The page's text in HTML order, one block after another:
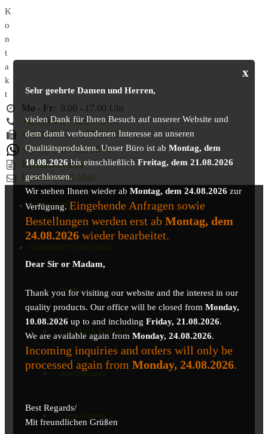
K
o
n
t
a
k
t
Mo - Fr: 9.00 - 17.00 Uhr
+49 (0) 361 / 30 25 81 24
+49 (0) 361 / 41 77 03 30
+49 (0) 179 / 425 50 98
Kontaktformular
Kontakt per E-Mail
STARTSEITE
GUMMIKETTENPORTAL
Aufbau
Long Pitch & Short Pich
Ausführungen
Eigenschaften
x
Sehr geehrte Damen und Herren,
vielen Dank für Ihren Besuch auf unserer Website und
dem damit verbundenen Interesse an unseren
Qualitätsprodukten. Unser Büro ist abMontag, dem
10.08.2026bis einschließlichFreitag, dem 21.08.2026
geschlossen.
Wir stehen Ihnen wieder abMontag, dem 24.08.2026 zur
Verfügung. Eingehende Anfragen sowie
Bestellungen werden erst abMontag, dem
24.08.2026 wieder bearbeitet.
Dear Sir or Madam,
Thank you for visiting our website and the interest in our
quality products. Our office will be closed fromMonday,
10.08.2026 up to and includingFriday, 21.08.2026.
We are available again fromMonday, 24.08.2026.
Incoming inquiries and orders will only be
processed again fromMonday, 24.08.2026.
Best Regards/
Mit freundlichen Grüßen